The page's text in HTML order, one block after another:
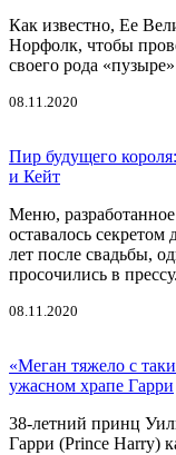
Как известно, Ее
Норфолк, чтобы
своего рода «пузыре»
08.11.2020
Пир будущего
и Кейт
Меню,
оставалось
лет после свадьбы,
просочились в прессу.
08.11.2020
«Меган тяжело с
ужасном храпе Гарри
38-летний принц
Гарри (Prince Harry)